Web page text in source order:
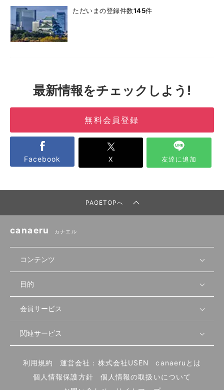
ただいまの登録件数145件
最新情報をチェックしよう!
無料会員登録
Facebook X 友達に追加
PAGETOPへ
canaeru カナエル
コンテンツ
無料開業相談
セミナー情報
セミナー動画
物件を探す
首都圏
北海道
先輩開業者の声
開業・経営に関する記事
業態別の開業方法
目的
店舗運営
物件
内装・設備
食材・仕入れ
会員サービス
会員登録
ログイン
関連サービス
飲食店サクセスガイド（外部サイト）
利用規約 運営会社：株式会社USEN
canaeruとは
個人情報保護方針
個人情報の取扱いについて